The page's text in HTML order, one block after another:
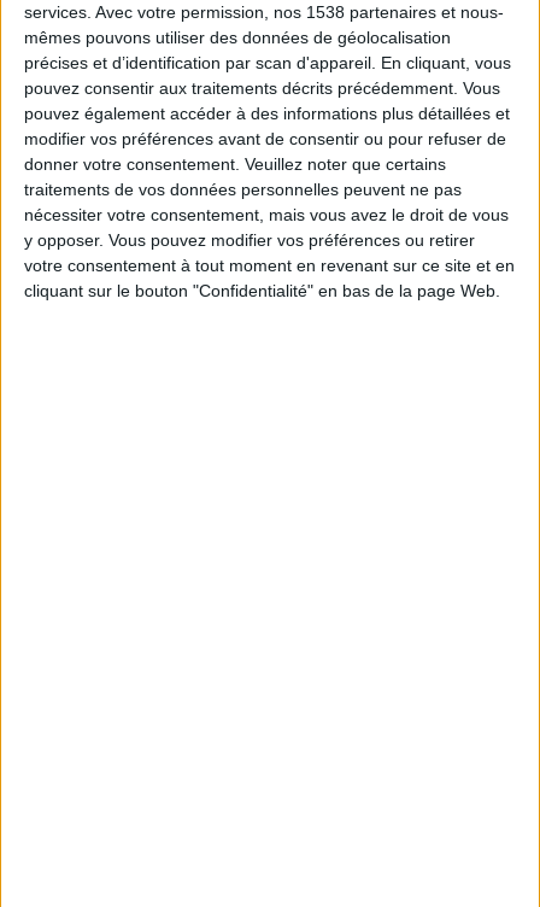
services. Avec votre permission, nos 1538 partenaires et nous-
mêmes pouvons utiliser des données de géolocalisation
précises et d’identification par scan d'appareil. En cliquant, vous
pouvez consentir aux traitements décrits précédemment. Vous
pouvez également accéder à des informations plus détaillées et
modifier vos préférences avant de consentir ou pour refuser de
donner votre consentement. Veuillez noter que certains
traitements de vos données personnelles peuvent ne pas
nécessiter votre consentement, mais vous avez le droit de vous
y opposer. Vous pouvez modifier vos préférences ou retirer
votre consentement à tout moment en revenant sur ce site et en
cliquant sur le bouton "Confidentialité" en bas de la page Web.
Peut-on remplacer la viande par des féculents ?
Consultation diététique du 05/08/2026